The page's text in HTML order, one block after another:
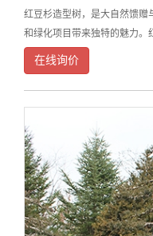
红豆杉造型树，是大自然馈赠
和绿化项目带来独特的魅力。
经过了第四纪冰川遗留下来的
强地生存下来，承载着地球历
在线询价